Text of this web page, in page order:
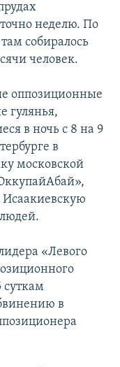
неделю. По
собиралось
человек.
оппозиционные
гулянья,
в ночь с 8 на 9
в
московской
Исаакиевскую
«Левого
суткам
в